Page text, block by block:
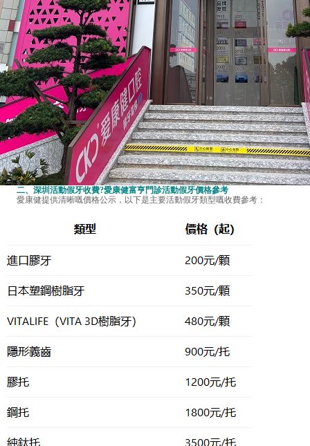
二、 深圳活動假牙收費?愛康健富亨門診活動假牙價格參考
愛康健提供清晰嘅價格公示，以下是主要活動假牙類型嘅收費參考：